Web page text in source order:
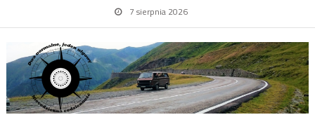
7 sierpnia 2026